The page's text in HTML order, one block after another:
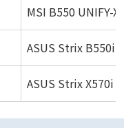
MSI B550 UNIFY-X
ASUS Strix B550i
ASUS Strix X570i